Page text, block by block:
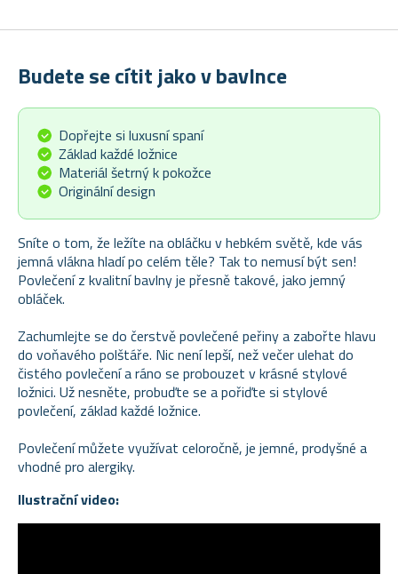
Budete se cítit jako v bavlnce
Dopřejte si luxusní spaní
Základ každé ložnice
Materiál šetrný k pokožce
Originální design
Sníte o tom, že ležíte na obláčku v hebkém světě, kde vás
jemná vlákna hladí po celém těle? Tak to nemusí být sen!
Povlečení z kvalitní bavlny je přesně takové, jako jemný
obláček.
Zachumlejte se do čerstvě povlečené peřiny a zabořte hlavu
do voňavého polštáře. Nic není lepší, než večer ulehat do
čistého povlečení a ráno se probouzet v krásné stylové
ložnici. Už nesněte, probuďte se a pořiďte si stylové
povlečení, základ každé ložnice.
Povlečení můžete využívat celoročně, je jemné, prodyšné a
vhodné pro alergiky.
Ilustrační video: